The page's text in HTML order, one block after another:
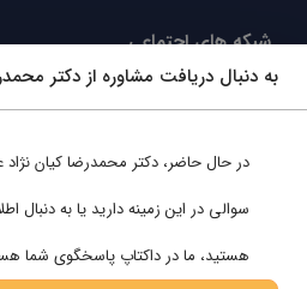
شبکه های اجتماعی
ما را در شبکه های اجتماعی دنبال کنید
به دنبال دریافت مشاوره از دکتر
در حال حاضر، دکتر محمدرضا کیان نژاد
سوالی در این زمینه دارید یا به دنبال
هستید، ما در داکتاپ پاسخگوی شما